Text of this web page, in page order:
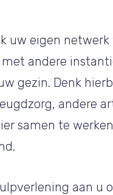
uw eigen
andere
gezin. Denk
andere
samen te
aan u